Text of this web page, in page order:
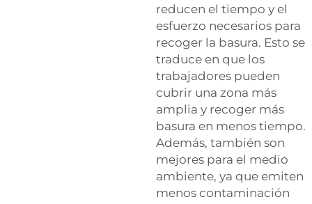
reducen el tiempo y el
esfuerzo necesarios para
recoger la basura. Esto se
traduce en que los
trabajadores pueden
cubrir una zona más
amplia y recoger más
basura en menos tiempo.
Además, también son
mejores para el medio
ambiente, ya que emiten
menos contaminación